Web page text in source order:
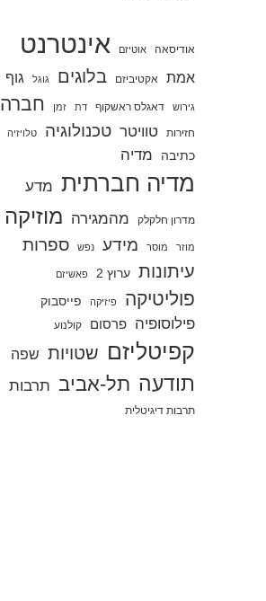
אודיסאה אוטיזם אינטרנט
אמת אקטיביזם בלוגים גוגל גוף
גירוש דאגלס ראשקוף דת זמן חברה
חזירות טוויטר טכנולוגיה טלויזיה
כתיבה מדיה
מדיה חברתית מדע
מדרון חלקלק מהמגירה מוזיקה
מוזר מוסר מידע נפש
ספרות
עיתונות ערוץ 2 פאשיזם
פוליטיקה פיזיקה פייסבוק
פילוסופיה פרסום קולנוע
קפיטליזם שטויות שפה
תודעה תל-אביב תרבות
תרבות דיגיטלית